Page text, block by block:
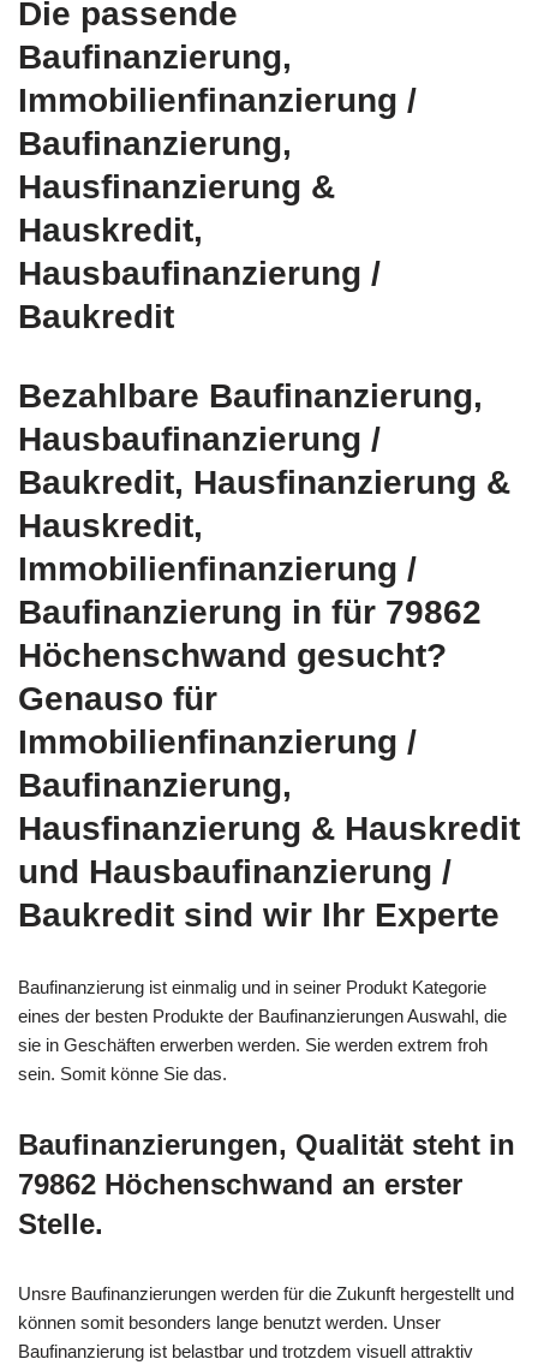
Die passende
Baufinanzierung,
Immobilienfinanzierung /
Baufinanzierung,
Hausfinanzierung &
Hauskredit,
Hausbaufinanzierung /
Baukredit
Bezahlbare Baufinanzierung,
Hausbaufinanzierung /
Baukredit, Hausfinanzierung &
Hauskredit,
Immobilienfinanzierung /
Baufinanzierung in für 79862
Höchenschwand gesucht?
Genauso für
Immobilienfinanzierung /
Baufinanzierung,
Hausfinanzierung & Hauskredit
und Hausbaufinanzierung /
Baukredit sind wir Ihr Experte
Baufinanzierung ist einmalig und in seiner Produkt Kategorie
eines der besten Produkte der Baufinanzierungen Auswahl, die
sie in Geschäften erwerben werden. Sie werden extrem froh
sein. Somit könne Sie das.
Baufinanzierungen, Qualität steht in
79862 Höchenschwand an erster
Stelle.
Unsre Baufinanzierungen werden für die Zukunft hergestellt und
können somit besonders lange benutzt werden. Unser
Baufinanzierung ist belastbar und trotzdem visuell attraktiv